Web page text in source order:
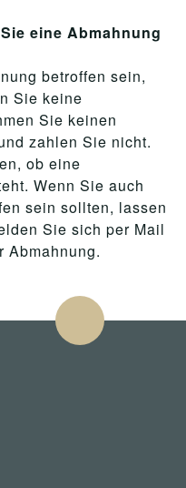
eine Abmahnung
betroffen sein,
Sie keine
Sie keinen
zahlen Sie nicht.
ob eine
Wenn Sie auch
sein sollten, lassen
Sie sich per Mail
Abmahnung.